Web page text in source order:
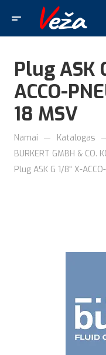
Plug ASK
ACCO-
18 MSV
Namai — Katalogas
BURKERT GMBH & CO.
Plug ASK G 1/8" X-